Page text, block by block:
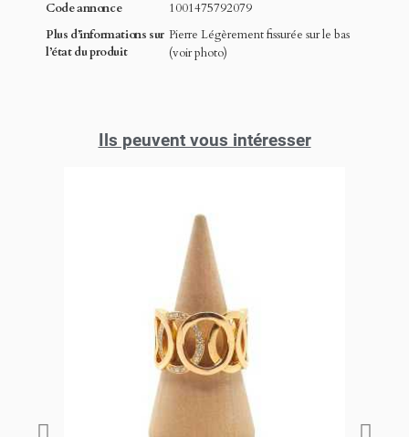
Code annonce
1001475792079
Plus d’informations sur
l’état du produit
Pierre Légèrement fissurée sur le bas
(voir photo)
Ils peuvent vous intéresser